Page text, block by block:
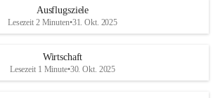
Ausflugsziele
Lesezeit 2 Minuten•31. Okt. 2025
Wirtschaft
Lesezeit 1 Minute•30. Okt. 2025